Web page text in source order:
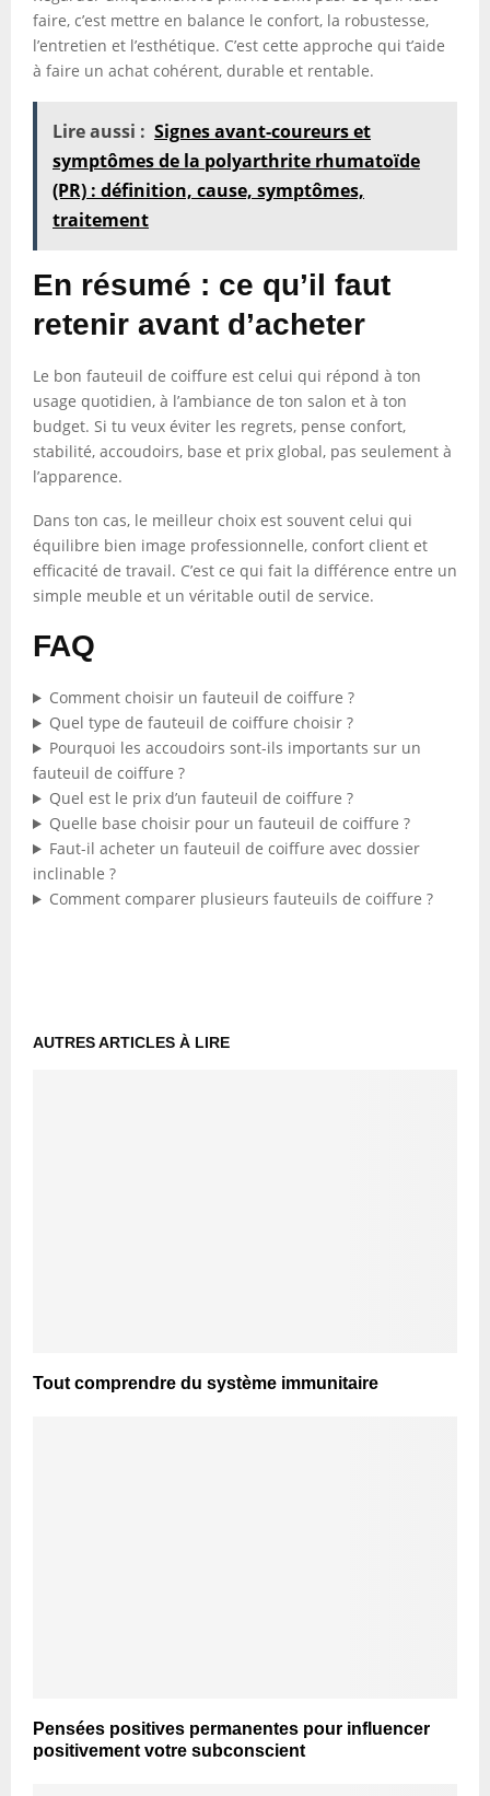
faire, c’est mettre en balance le confort, la robustesse,
l’entretien et l’esthétique. C’est cette approche qui t’aide
à faire un achat cohérent, durable et rentable.
Lire aussi : Signes avant-coureurs et
symptômes de la polyarthrite rhumatoïde
(PR) : définition, cause, symptômes,
traitement
En résumé : ce qu’il faut
retenir avant d’acheter
Le bon fauteuil de coiffure est celui qui répond à ton
usage quotidien, à l’ambiance de ton salon et à ton
budget. Si tu veux éviter les regrets, pense confort,
stabilité, accoudoirs, base et prix global, pas seulement à
l’apparence.
Dans ton cas, le meilleur choix est souvent celui qui
équilibre bien image professionnelle, confort client et
efficacité de travail. C’est ce qui fait la différence entre un
simple meuble et un véritable outil de service.
FAQ
Comment choisir un fauteuil de coiffure ?
Quel type de fauteuil de coiffure choisir ?
Pourquoi les accoudoirs sont-ils importants sur un
fauteuil de coiffure ?
Quel est le prix d’un fauteuil de coiffure ?
Quelle base choisir pour un fauteuil de coiffure ?
Faut-il acheter un fauteuil de coiffure avec dossier
inclinable ?
Comment comparer plusieurs fauteuils de coiffure ?
AUTRES ARTICLES À LIRE
Tout comprendre du système immunitaire
Pensées positives permanentes pour influencer
positivement votre subconscient